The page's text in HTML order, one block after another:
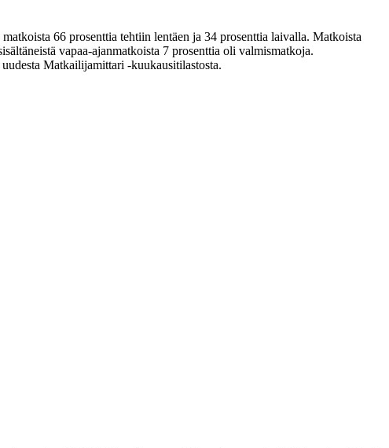
66 prosenttia tehtiin lentäen ja 34 prosenttia laivalla. Matkoista
vapaa-ajanmatkoista 7 prosenttia oli valmismatkoja.
Matkailijamittari -kuukausitilastosta.